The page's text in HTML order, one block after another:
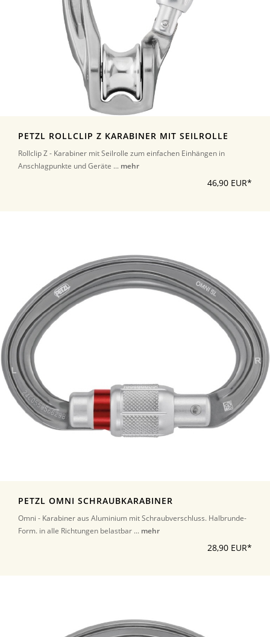
PETZL ROLLCLIP Z KARABINER MIT SEILROLLE
Rollclip Z - Karabiner mit Seilrolle zum einfachen Einhängen in
Anschlagpunkte und Geräte ... mehr
46,90 EUR*
PETZL OMNI SCHRAUBKARABINER
Omni - Karabiner aus Aluminium mit Schraubverschluss. Halbrunde-
Form. in alle Richtungen belastbar ... mehr
28,90 EUR*